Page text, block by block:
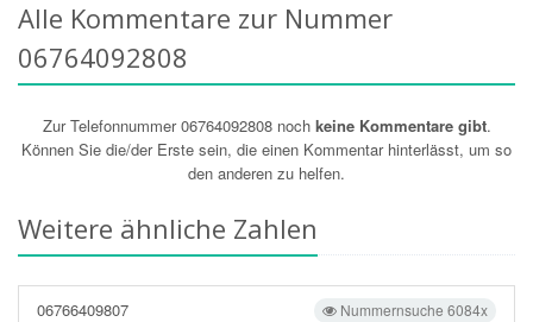
Alle Kommentare zur Nummer
06764092808
Zur Telefonnummer 06764092808 noch keine Kommentare gibt.
Können Sie die/der Erste sein, die einen Kommentar hinterlässt, um so
den anderen zu helfen.
Weitere ähnliche Zahlen
Nummernsuche 6084x
06766409807